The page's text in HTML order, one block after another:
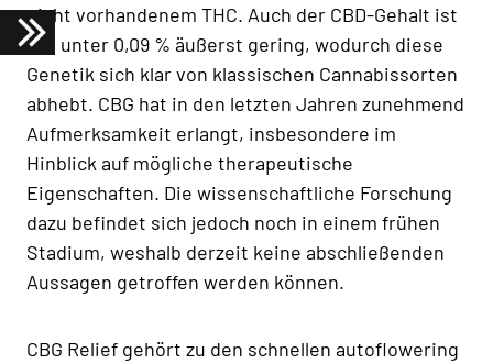
nicht vorhandenem THC. Auch der CBD-Gehalt ist
mit unter 0,09 % äußerst gering, wodurch diese
Genetik sich klar von klassischen Cannabissorten
abhebt. CBG hat in den letzten Jahren zunehmend
Aufmerksamkeit erlangt, insbesondere im
Hinblick auf mögliche therapeutische
Eigenschaften. Die wissenschaftliche Forschung
dazu befindet sich jedoch noch in einem frühen
Stadium, weshalb derzeit keine abschließenden
Aussagen getroffen werden können.
CBG Relief gehört zu den schnellen autoflowering